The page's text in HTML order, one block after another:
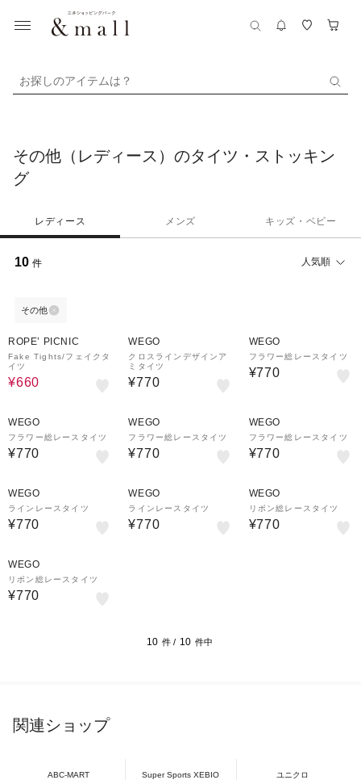
お探しのアイテムは？
その他（レディース）のタイツ・ストッキン
グ
レディース メンズ キッズ・ベビー
10 件 人気順
その他
ROPE’ PICNIC
Fake Tights/フェイクタ
イツ
¥660
WEGO
クロスラインデザインア
ミタイツ
¥770
WEGO
フラワー総レースタイツ
¥770
WEGO
フラワー総レースタイツ
¥770
WEGO
フラワー総レースタイツ
¥770
WEGO
フラワー総レースタイツ
¥770
WEGO
ラインレースタイツ
¥770
WEGO
ラインレースタイツ
¥770
WEGO
リボン総レースタイツ
¥770
WEGO
リボン総レースタイツ
¥770
10 件 / 10 件中
関連ショップ
ABC-MART
Super Sports XEBIO
ユニクロ